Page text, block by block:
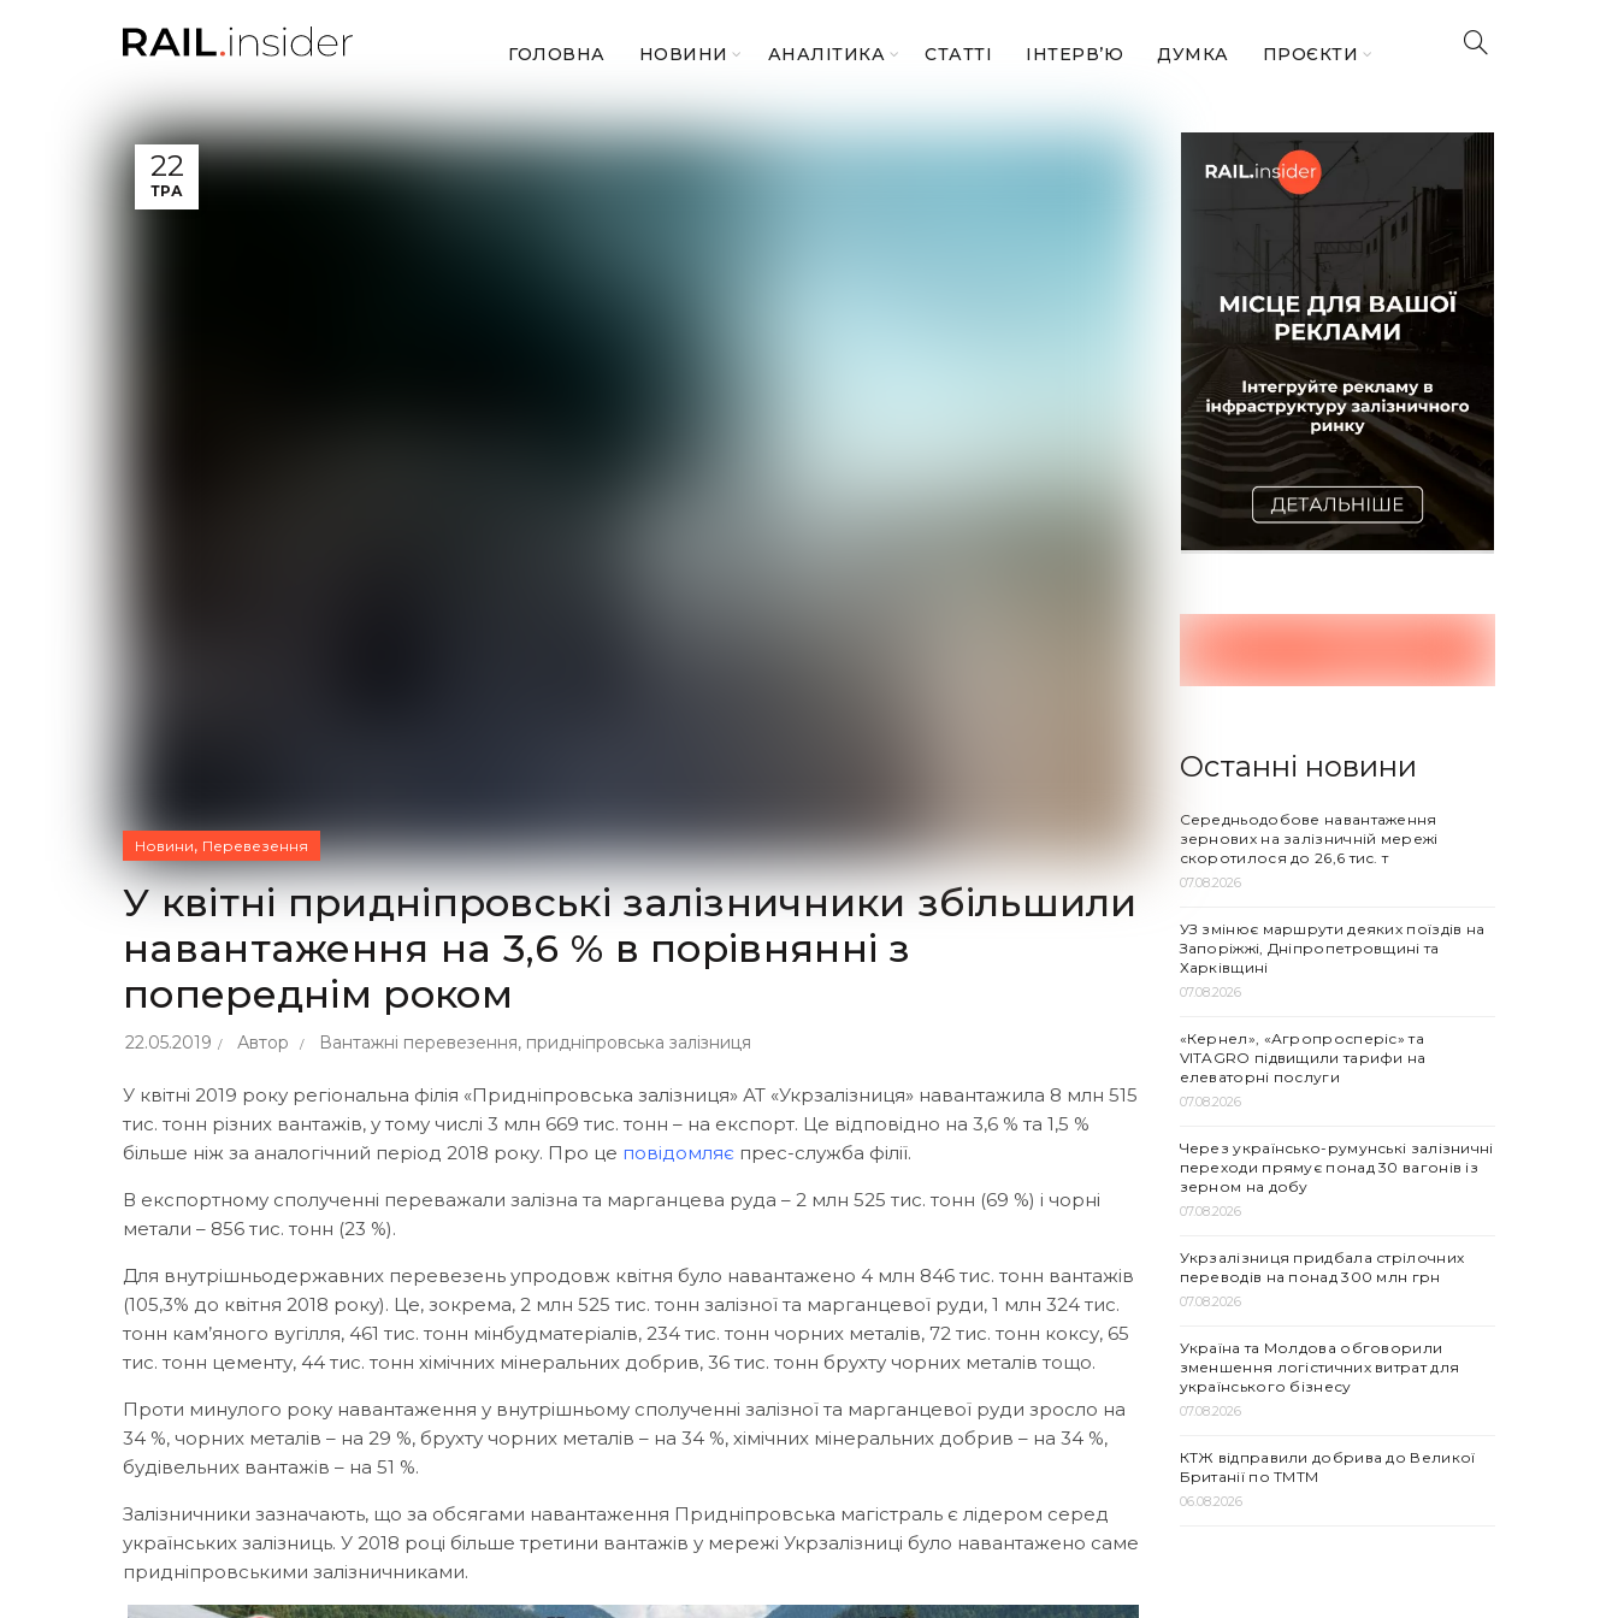
ГОЛОВНА НОВИНИ АНАЛІТИКА СТАТТІ ІНТЕРВ’Ю ДУМКА ПРОЄКТИ
22
ТРА
Новини, Перевезення
У квітні придніпровські залізничники збільшили
навантаження на 3,6 % в порівнянні з
попереднім роком
22.05.2019 Автор Вантажні перевезення, придніпровська залізниця
У квітні 2019 року регіональна філія «Придніпровська залізниця» АТ «Укрзалізниця» навантажила 8 млн 515
тис. тонн різних вантажів, у тому числі 3 млн 669 тис. тонн – на експорт. Це відповідно на 3,6 % та 1,5 %
більше ніж за аналогічний період 2018 року. Про це повідомляє прес-служба філії.
В експортному сполученні переважали залізна та марганцева руда – 2 млн 525 тис. тонн (69 %) і чорні
метали – 856 тис. тонн (23 %).
Для внутрішньодержавних перевезень упродовж квітня було навантажено 4 млн 846 тис. тонн вантажів
(105,3% до квітня 2018 року). Це, зокрема, 2 млн 525 тис. тонн залізної та марганцевої руди, 1 млн 324 тис.
тонн кам’яного вугілля, 461 тис. тонн мінбудматеріалів, 234 тис. тонн чорних металів, 72 тис. тонн коксу, 65
тис. тонн цементу, 44 тис. тонн хімічних мінеральних добрив, 36 тис. тонн брухту чорних металів тощо.
Проти минулого року навантаження у внутрішньому сполученні залізної та марганцевої руди зросло на
34 %, чорних металів – на 29 %, брухту чорних металів – на 34 %, хімічних мінеральних добрив – на 34 %,
будівельних вантажів – на 51 %.
Залізничники зазначають, що за обсягами навантаження Придніпровська магістраль є лідером серед
українських залізниць. У 2018 році більше третини вантажів у мережі Укрзалізниці було навантажено саме
придніпровськими залізничниками.
Останні новини
Середньодобове навантаження
зернових на залізничній мережі
скоротилося до 26,6 тис. т
07.08.2026
УЗ змінює маршрути деяких поїздів на
Запоріжжі, Дніпропетровщині та
Харківщині
07.08.2026
«Кернел», «Агропросперіс» та
VITAGRO підвищили тарифи на
елеваторні послуги
07.08.2026
Через українсько-румунські залізничні
переходи прямує понад 30 вагонів із
зерном на добу
07.08.2026
Укрзалізниця придбала стрілочних
переводів на понад 300 млн грн
07.08.2026
Україна та Молдова обговорили
зменшення логістичних витрат для
українського бізнесу
07.08.2026
КТЖ відправили добрива до Великої
Британії по ТМТМ
06.08.2026